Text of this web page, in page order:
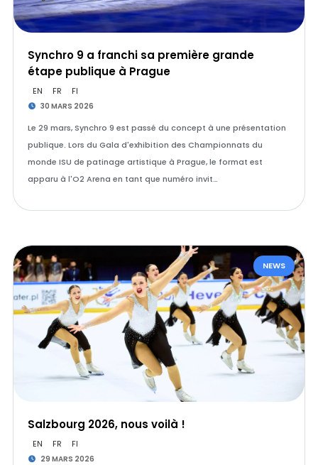
Synchro 9 a franchi sa première grande
étape publique à Prague
EN FR FI
30 MARS 2026
Le 29 mars, Synchro 9 est passé du concept à une présentation
publique. Lors du Gala d'exhibition des Championnats du
monde ISU de patinage artistique à Prague, le format est
apparu à l'O2 Arena en tant que numéro invit…
NEWS
Salzbourg 2026, nous voilà !
EN FR FI
29 MARS 2026